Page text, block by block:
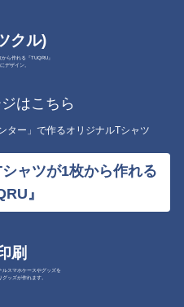
クル)
ら作れる『TUQRU』
デザイン。
はこちら
ー」で作るオリジナルTシャツ
ャツが1枚から作れる
』
刷
ルスマホケースやグッズを
ッズが作れます。